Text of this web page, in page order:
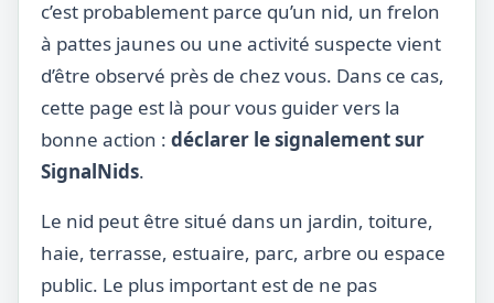
c’est probablement parce qu’un nid, un frelon
à pattes jaunes ou une activité suspecte vient
d’être observé près de chez vous. Dans ce cas,
cette page est là pour vous guider vers la
bonne action : déclarer le signalement sur
SignalNids.
Le nid peut être situé dans un jardin, toiture,
haie, terrasse, estuaire, parc, arbre ou espace
public. Le plus important est de ne pas